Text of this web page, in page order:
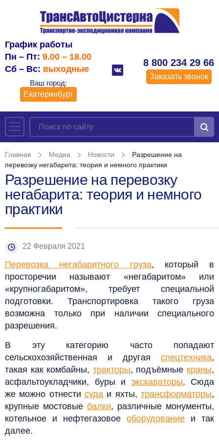
График работы
Пн – Пт: 9.00 – 18.00
Сб – Вс: выходные
Ваш город:
Екатеринбург
8 800 234 29 66
Заказать звонок
Главная Медиа Новости
Разрешение на
перевозку негабарита: теория и немного практики
Разрешение на перевозку
негабарита: теория и немного
практики
22 Февраля 2021
Перевозка негабаритного груза, который в
просторечии называют «негабаритом» или
«крупногабаритом», требует специальной
подготовки. Транспортировка такого груза
возможна только при наличии специального
разрешения.
В эту категорию часто попадают
сельскохозяйственная и другая спецтехника,
такая как комбайны, тракторы, подъёмные краны,
асфальтоукладчики, буры и экскаваторы. Сюда
же можно отнести суда и яхты, трансформаторы,
крупные мостовые балки, различные монументы,
котельное и нефтегазовое оборудование и так
далее.